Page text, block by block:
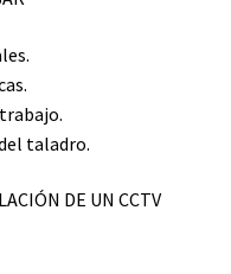
taladro.
DE UN CCTV